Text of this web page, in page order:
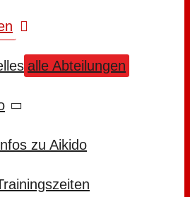
alle Abteilungen
zu Aikido